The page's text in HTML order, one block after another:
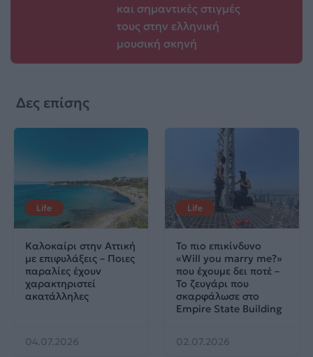
και σημαντικές στιγμές
τους στην ελληνική
μουσική σκηνή
Δες επίσης
Life
Καλοκαίρι στην Αττική
με επιφυλάξεις – Ποιες
παραλίες έχουν
χαρακτηριστεί
ακατάλληλες
04.07.2026
Life
Το πιο επικίνδυνο
«Will you marry me?»
που έχουμε δει ποτέ –
Το ζευγάρι που
σκαρφάλωσε στο
Empire State Building
02.07.2026